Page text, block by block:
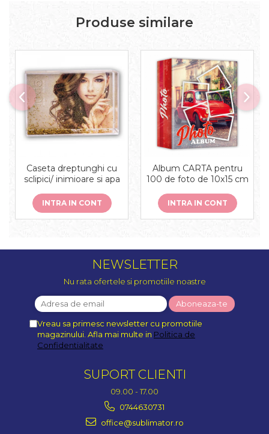
Produse similare
Caseta dreptunghi cu
sclipici/ inimioare si apa
INTRA IN CONT
Album CARTA pentru
100 de foto de 10x15 cm
INTRA IN CONT
NEWSLETTER
Nu rata ofertele si promotiile noastre
Vreau sa primesc newsletter cu promotiile
magazinului. Afla mai multe in Politica de
Confidentialitate
SUPORT CLIENTI
09.00 - 17.00
0744630731
office@sublimator.ro